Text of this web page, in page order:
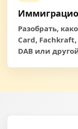
Разобрать,
Card,
DAB или